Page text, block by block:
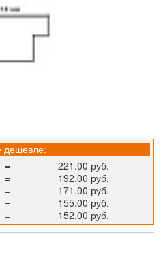
дешевле:
=
221.00 руб.
=
192.00 руб.
=
171.00 руб.
=
155.00 руб.
= 152.00 руб.